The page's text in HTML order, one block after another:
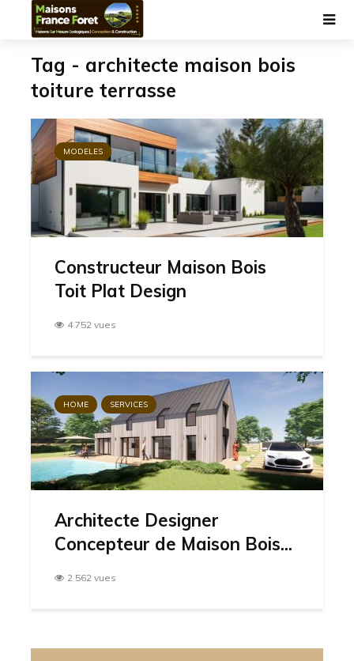
Tag - architecte maison bois
toiture terrasse
MODELES
Constructeur Maison Bois
Toit Plat Design
4 752 vues
HOME SERVICES
Architecte Designer
Concepteur de Maison Bois...
2 562 vues